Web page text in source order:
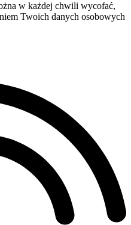
w każdej chwili wycofać,
Twoich danych osobowych